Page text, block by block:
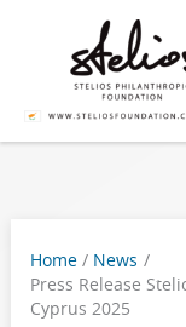
Home
News
Press Release
Cyprus 2025